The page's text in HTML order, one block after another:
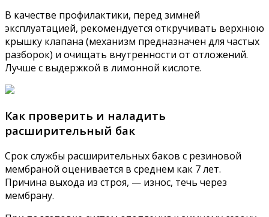
В качестве профилактики, перед зимней
эксплуатацией, рекомендуется откручивать верхнюю
крышку клапана (механизм предназначен для частых
разборок) и очищать внутренности от отложений.
Лучше с выдержкой в лимонной кислоте.
Как проверить и наладить
расширительный бак
Срок службы расширительных баков с резиновой
мембраной оценивается в среднем как 7 лет.
Причина выхода из строя, — износ, течь через
мембрану.